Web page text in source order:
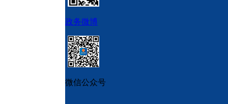
政务微博
微信公众号